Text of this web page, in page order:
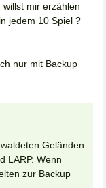
mir erzählen
jedem 10 Spiel ?
nur mit Backup
Geländen
LARP. Wenn
zur Backup